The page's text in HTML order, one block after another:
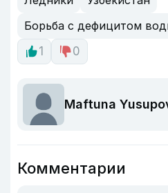
Борьба с дефицитом
1
0
Maftuna
Комментарии